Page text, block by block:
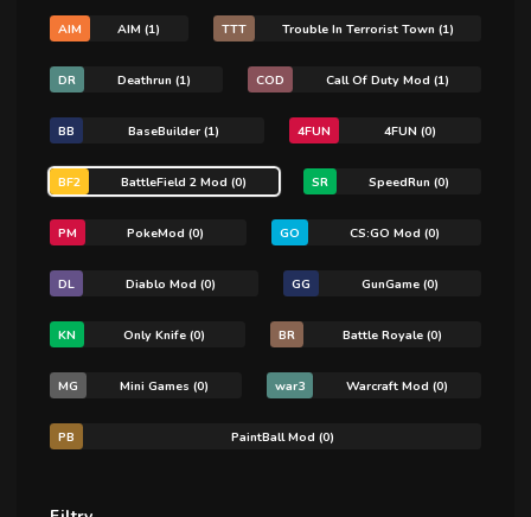
AIM AIM (1) TTT Trouble In Terrorist Town (1)
DR Deathrun (1) COD Call Of Duty Mod (1)
BB BaseBuilder (1) 4FUN 4FUN (0)
BF2 BattleField 2 Mod (0) SR SpeedRun (0)
PM PokeMod (0) GO CS:GO Mod (0)
DL Diablo Mod (0) GG GunGame (0)
KN Only Knife (0) BR Battle Royale (0)
MG Mini Games (0) war3 Warcraft Mod (0)
PB PaintBall Mod (0)